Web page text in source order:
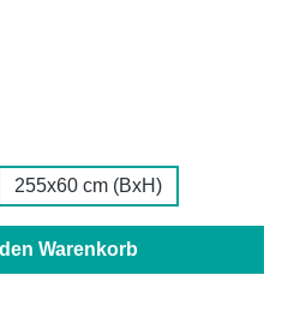
255x60 cm (BxH)
Wert ein
den Warenkorb